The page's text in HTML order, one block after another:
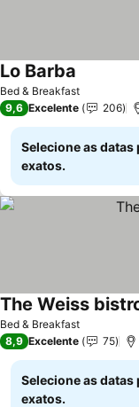
Bed & Breakfast
Lo Barba
9,6 Excelente 206
Selecione as
exatos.
Bed & Breakfast
The Weiss
8,9 Excelente 75
Selecione as
exatos.